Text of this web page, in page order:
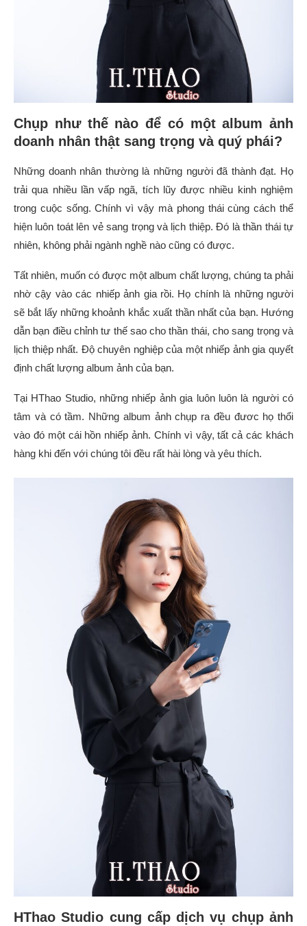
Chụp như thế nào để có một album ảnh
doanh nhân thật sang trọng và quý phái?
Những doanh nhân thường là những người đã thành đạt. Họ
trải qua nhiều lần vấp ngã, tích lũy được nhiều kinh nghiệm
trong cuộc sống. Chính vì vậy mà phong thái cùng cách thể
hiện luôn toát lên vẻ sang trọng và lịch thiệp. Đó là thần thái tự
nhiên, không phải ngành nghề nào cũng có được.
Tất nhiên, muốn có được một album chất lượng, chúng ta phải
nhờ cậy vào các nhiếp ảnh gia rồi. Họ chính là những người
sẽ bắt lấy những khoảnh khắc xuất thần nhất của bạn. Hướng
dẫn bạn điều chỉnh tư thế sao cho thần thái, cho sang trọng và
lịch thiệp nhất. Độ chuyên nghiệp của một nhiếp ảnh gia quyết
định chất lượng album ảnh của bạn.
Tại HThao Studio, những nhiếp ảnh gia luôn luôn là người có
tâm và có tầm. Những album ảnh chụp ra đều đươc họ thổi
vào đó một cái hồn nhiếp ảnh. Chính vì vậy, tất cả các khách
hàng khi đến với chúng tôi đều rất hài lòng và yêu thích.
HThao Studio cung cấp dịch vụ chụp ảnh